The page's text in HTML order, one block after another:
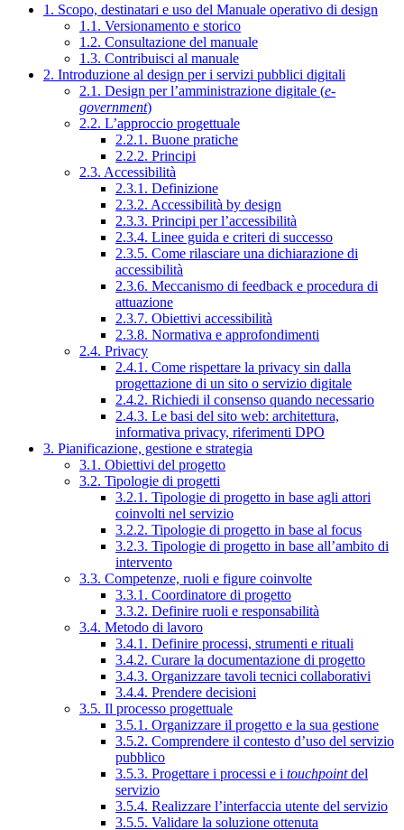
1. Scopo, destinatari e uso del Manuale operativo di design
1.1. Versionamento e storico
1.2. Consultazione del manuale
1.3. Contribuisci al manuale
2. Introduzione al design per i servizi pubblici digitali
2.1. Design per l’amministrazione digitale (e-
government)
2.2. L’approccio progettuale
2.2.1. Buone pratiche
2.2.2. Principi
2.3. Accessibilità
2.3.1. Definizione
2.3.2. Accessibilità by design
2.3.3. Principi per l’accessibilità
2.3.4. Linee guida e criteri di successo
2.3.5. Come rilasciare una dichiarazione di
accessibilità
2.3.6. Meccanismo di feedback e procedura di
attuazione
2.3.7. Obiettivi accessibilità
2.3.8. Normativa e approfondimenti
2.4. Privacy
2.4.1. Come rispettare la privacy sin dalla
progettazione di un sito o servizio digitale
2.4.2. Richiedi il consenso quando necessario
2.4.3. Le basi del sito web: architettura,
informativa privacy, riferimenti DPO
3. Pianificazione, gestione e strategia
3.1. Obiettivi del progetto
3.2. Tipologie di progetti
3.2.1. Tipologie di progetto in base agli attori
coinvolti nel servizio
3.2.2. Tipologie di progetto in base al focus
3.2.3. Tipologie di progetto in base all’ambito di
intervento
3.3. Competenze, ruoli e figure coinvolte
3.3.1. Coordinatore di progetto
3.3.2. Definire ruoli e responsabilità
3.4. Metodo di lavoro
3.4.1. Definire processi, strumenti e rituali
3.4.2. Curare la documentazione di progetto
3.4.3. Organizzare tavoli tecnici collaborativi
3.4.4. Prendere decisioni
3.5. Il processo progettuale
3.5.1. Organizzare il progetto e la sua gestione
3.5.2. Comprendere il contesto d’uso del servizio
pubblico
3.5.3. Progettare i processi e i touchpointdel
servizio
3.5.4. Realizzare l’interfaccia utente del servizio
3.5.5. Validare la soluzione ottenuta